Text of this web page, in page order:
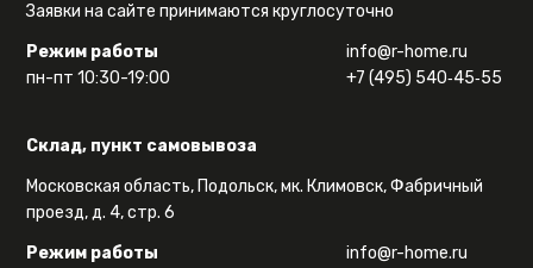
Заявки на сайте принимаются круглосуточно
Режим работы
пн-пт 10:30-19:00
info@r-home.ru
+7 (495) 540‑45‑55
Склад, пункт самовывоза
Московская область, Подольск, мк. Климовск, Фабричный
проезд, д. 4, стр. 6
Режим работы
info@r-home.ru